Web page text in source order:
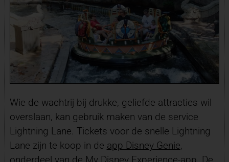
Wie de wachtrij bij drukke, geliefde attracties wil
overslaan, kan gebruik maken van de service
Lightning Lane. Tickets voor de snelle Lightning
Lane zijn te koop in de app Disney Genie,
onderdeel van de My Disney Experience-app. De